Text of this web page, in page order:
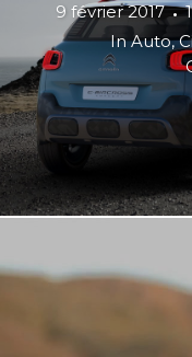
9 février 2017
InAuto,